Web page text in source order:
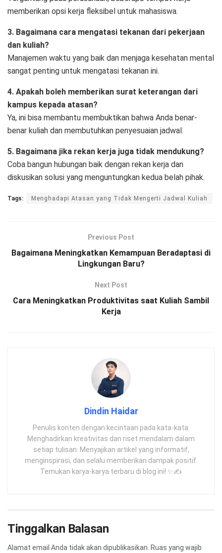
memberikan opsi kerja fleksibel untuk mahasiswa.
3. Bagaimana cara mengatasi tekanan dari pekerjaan
dan kuliah?
Manajemen waktu yang baik dan menjaga kesehatan mental
sangat penting untuk mengatasi tekanan ini.
4. Apakah boleh memberikan surat keterangan dari
kampus kepada atasan?
Ya, ini bisa membantu membuktikan bahwa Anda benar-
benar kuliah dan membutuhkan penyesuaian jadwal.
5. Bagaimana jika rekan kerja juga tidak mendukung?
Coba bangun hubungan baik dengan rekan kerja dan
diskusikan solusi yang menguntungkan kedua belah pihak.
Tags: Menghadapi Atasan yang Tidak Mengerti Jadwal Kuliah
Previous Post
Bagaimana Meningkatkan Kemampuan Beradaptasi di
Lingkungan Baru?
Next Post
Cara Meningkatkan Produktivitas saat Kuliah Sambil
Kerja
Dindin Haidar
Penulis konten dengan kecintaan pada kata-kata.
Menghadirkan kreativitas dan riset mendalam dalam
setiap tulisan. Menyajikan artikel yang informatif,
menginspirasi, dan selalu memberikan dampak positif.
Temukan karya-karya terbaru di blog ini! ✨✍️
Tinggalkan Balasan
Alamat email Anda tidak akan dipublikasikan. Ruas yang wajib